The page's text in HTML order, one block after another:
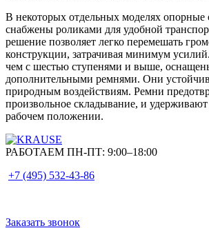
В некоторых отдельных моделях опорные
снабжены роликами для удобной
решение позволяет легко перемешать
конструкции, затрачивая минимум
чем с шестью ступенями и выше,
дополнительными ремнями. Они
природным воздействиям. Ремни
произвольное складывание, и
рабочем положении.
РАБОТАЕМ ПН-ПТ: 9:00–18:00
+7 (495) 532-43-86
Заказать звонок